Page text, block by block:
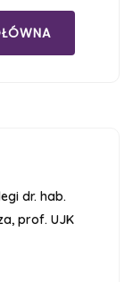
dr. hab.
prof. UJK